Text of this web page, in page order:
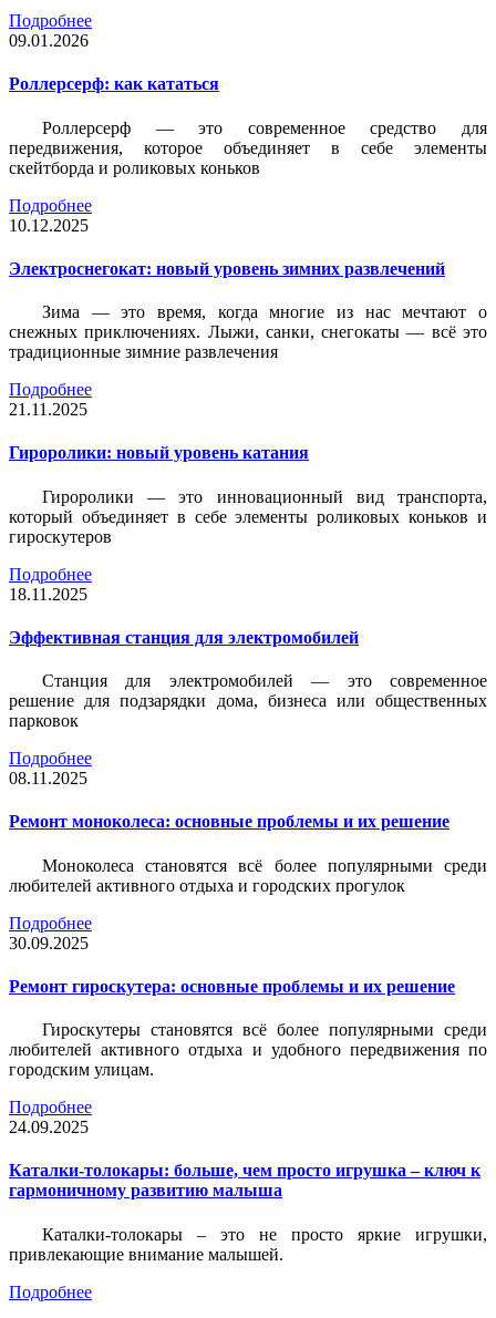
Подробнее
09.01.2026
Роллерсерф: как кататься
Роллерсерф — это современное средство для
передвижения, которое объединяет в себе элементы
скейтборда и роликовых коньков
Подробнее
10.12.2025
Электроснегокат: новый уровень зимних развлечений
Зима — это время, когда многие из нас мечтают о
снежных приключениях. Лыжи, санки, снегокаты — всё это
традиционные зимние развлечения
Подробнее
21.11.2025
Гироролики: новый уровень катания
Гироролики — это инновационный вид транспорта,
который объединяет в себе элементы роликовых коньков и
гироскутеров
Подробнее
18.11.2025
Эффективная станция для электромобилей
Станция для электромобилей — это современное
решение для подзарядки дома, бизнеса или общественных
парковок
Подробнее
08.11.2025
Ремонт моноколеса: основные проблемы и их решение
Моноколеса становятся всё более популярными среди
любителей активного отдыха и городских прогулок
Подробнее
30.09.2025
Ремонт гироскутера: основные проблемы и их решение
Гироскутеры становятся всё более популярными среди
любителей активного отдыха и удобного передвижения по
городским улицам.
Подробнее
24.09.2025
Каталки-толокары: больше, чем просто игрушка – ключ к
гармоничному развитию малыша
Каталки-толокары – это не просто яркие игрушки,
привлекающие внимание малышей.
Подробнее